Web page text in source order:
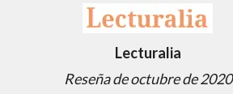
Lecturalia
Reseña de octubre de 2020